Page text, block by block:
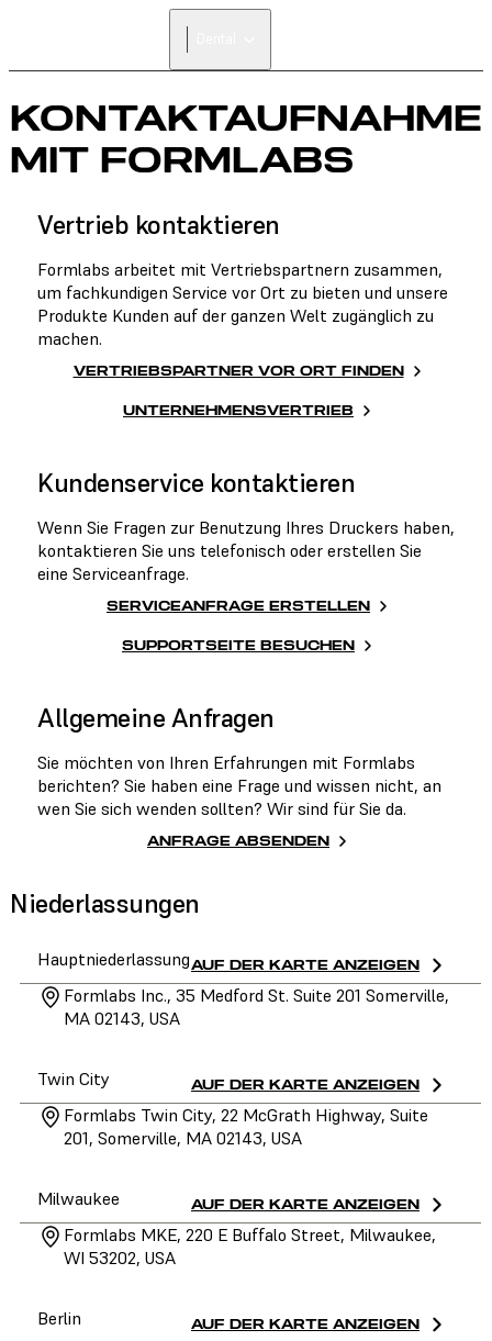
KONTAKTAUFNAHME
MIT FORMLABS
Vertrieb kontaktieren
Formlabs arbeitet mit Vertriebspartnern zusammen,
um fachkundigen Service vor Ort zu bieten und unsere
Produkte Kunden auf der ganzen Welt zugänglich zu
machen.
VERTRIEBSPARTNER VOR ORT FINDEN
UNTERNEHMENSVERTRIEB
Kundenservice kontaktieren
Wenn Sie Fragen zur Benutzung Ihres Druckers haben,
kontaktieren Sie uns telefonisch oder erstellen Sie
eine Serviceanfrage.
SERVICEANFRAGE ERSTELLEN
SUPPORTSEITE BESUCHEN
Allgemeine Anfragen
Sie möchten von Ihren Erfahrungen mit Formlabs
berichten? Sie haben eine Frage und wissen nicht, an
wen Sie sich wenden sollten? Wir sind für Sie da.
ANFRAGE ABSENDEN
Niederlassungen
HauptniederlassungAUF DER KARTE ANZEIGEN
Formlabs Inc., 35 Medford St. Suite 201 Somerville,
MA 02143, USA
Twin City AUF DER KARTE ANZEIGEN
Formlabs Twin City, 22 McGrath Highway, Suite
201, Somerville, MA 02143, USA
Milwaukee AUF DER KARTE ANZEIGEN
Formlabs MKE, 220 E Buffalo Street, Milwaukee,
WI 53202, USA
Berlin AUF DER KARTE ANZEIGEN